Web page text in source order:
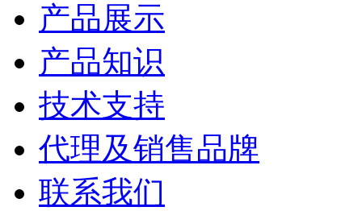
产品展示
产品知识
技术支持
代理及销售品牌
联系我们